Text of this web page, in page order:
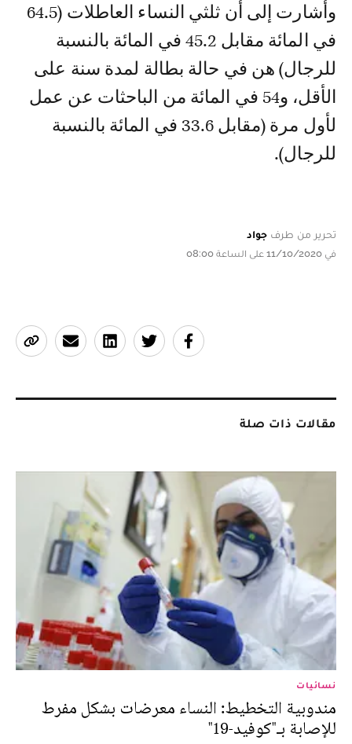
وأشارت إلى أن ثلثي النساء العاطلات (64.5
في المائة مقابل 45.2 في المائة بالنسبة
للرجال) هن في حالة بطالة لمدة سنة على
الأقل، و54 في المائة من الباحثات عن عمل
لأول مرة (مقابل 33.6 في المائة بالنسبة
للرجال).
تحرير من طرف جواد
في 11/10/2020 على الساعة 08:00
مقالات ذات صلة
نسائيات
مندوبية التخطيط: النساء معرضات بشكل مفرط
للإصابة بـ"كوفيد-19"